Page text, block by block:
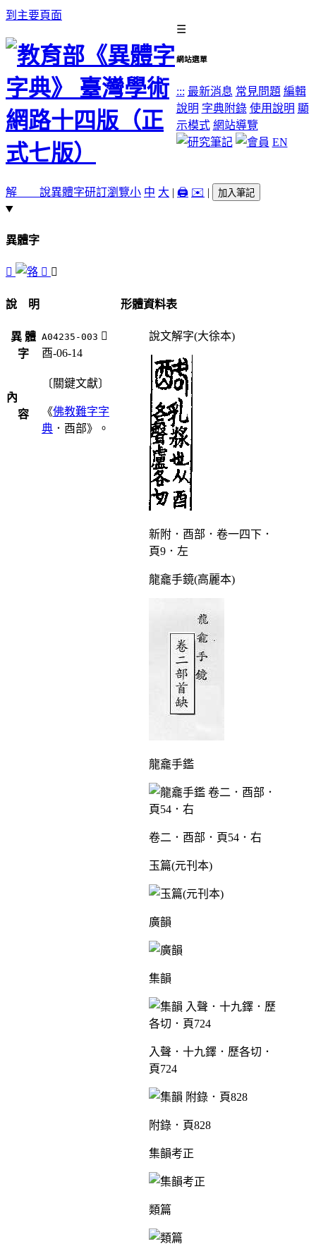
到主要頁面
☰
網站選單
::: 最新消息 常見問題 編輯
說明 字典附錄 使用說明 顯
示模式 網站導覽
EN
解 說異體字研訂瀏覽小 中 大 | 🖨️ ✉️ | 加入筆記
異體字
𠄇 󶋀 󶊿
說 明
異 體
字
A04235-003 󶊿
酉-06-14
內
容
〔關鍵文獻〕
《佛教難字字
典 ．酉部》。
形體資料表
說文解字(大徐本)
新附．酉部．卷一四下．
頁9．左
龍龕手鏡(高麗本)
龍龕手鑑
卷二．酉部．頁54．右
玉篇(元刊本)
廣韻
集韻
入聲．十九鐸．歷各切．
頁724
附錄．頁828
集韻考正
類篇